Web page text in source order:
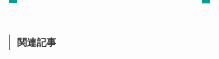
関連記事